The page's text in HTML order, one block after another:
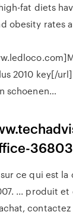
fat diets
obesity rates
2010 key[/
schoenen…
ce qui est
... produit et